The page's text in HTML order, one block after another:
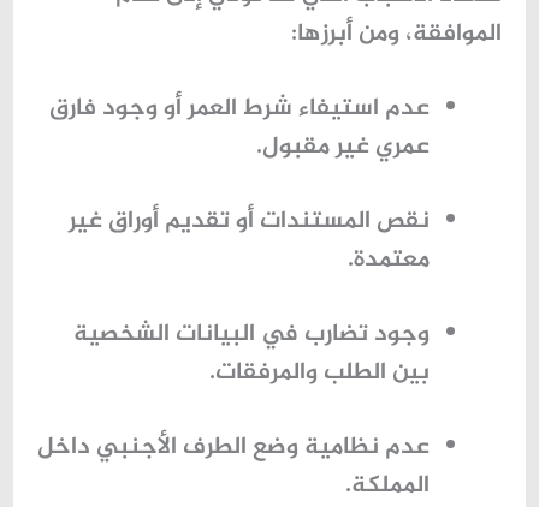
الموافقة، ومن أبرزها:
عدم استيفاء شرط العمر أو وجود فارق
عمري غير مقبول.
نقص المستندات أو تقديم أوراق غير
معتمدة.
وجود تضارب في البيانات الشخصية
بين الطلب والمرفقات.
عدم نظامية وضع الطرف الأجنبي داخل
المملكة.